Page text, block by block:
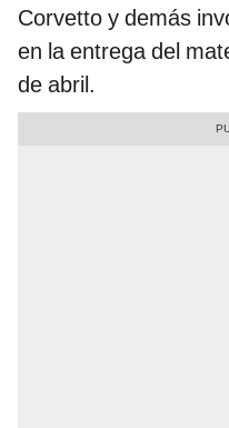
Corvetto y demás
en la entrega del
de abril.